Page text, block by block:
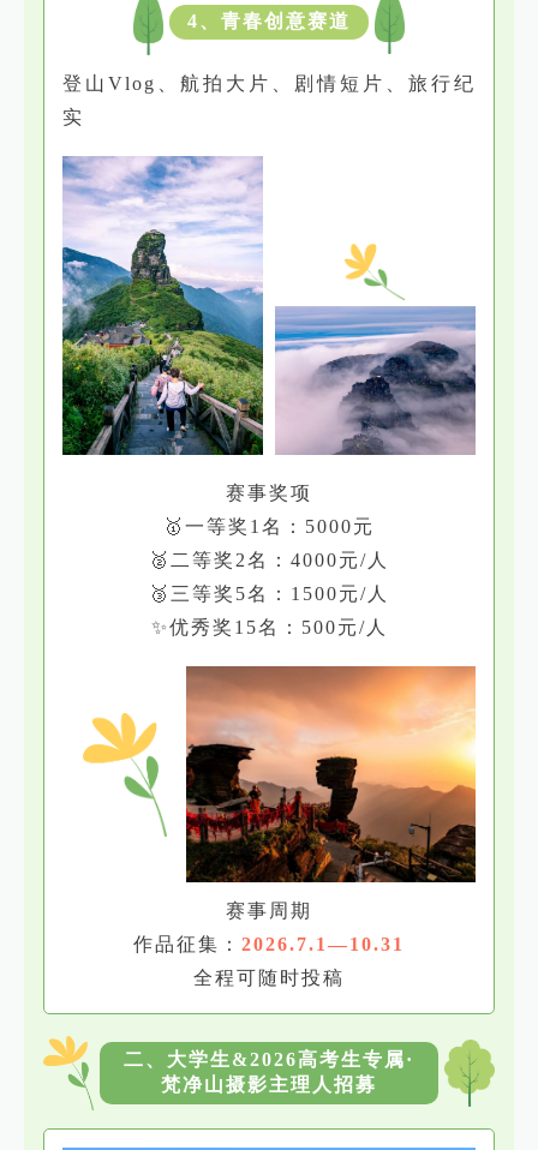
4、青春创意赛道
登山Vlog、航拍大片、剧情短片、旅行纪
实
赛事奖项
🥇一等奖1名：5000元
🥈二等奖2名：4000元/人
🥉三等奖5名：1500元/人
✨优秀奖15名：500元/人
赛事周期
作品征集： 2026.7.1—10.31
全程可随时投稿
二、大学生&2026高考生专属·
梵净山摄影主理人招募